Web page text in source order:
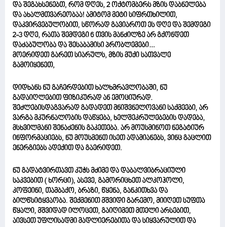
და შეგახსენებთ, რომ დღეს, 2 ოქტომბერს მზის დაბნელება
და ახალმთვარეობაა! ამიტომ მეტი სიფრთხილით,
დაკვირვებულობით, სწორად გავიაროთ ეს დღე და შემდეგი
2-3 დღე, რათა შემდეგი 6 თვის მანძილზე არ გქონდეთ
დაძაბულობა და შესაბამისი პრობლემები…
მოერიდეთ გარეთ სიარულს, მზის მუქი სათვალე
გამოიყენეთ,
დიდხანს ნუ გაჩერდებით ხალხმრავლობაში, ნუ
გადაიღლებით ფიზიკურად ან ემოციურად.
შეძლებისდაგვარად გადადეთ მნიშვნელოვანი საქმეები, არ
ვარგა მკურნალობის დაწყება, ხელშეკრულებების დადება,
მსხვილმანი შენაძენის გაკეთება. არ მოუსმინოთ ნეგატიურ
ინფორმაციებს, ნუ მოუსმენთ ისეთ ადამიანებს, ვინც გაცლით
ენერგიებს ადექით და გაერიდეთ.
ნუ გადატვირთავთ კუჭს მძიმე და დაბალვიბრაციული
საკვებით ( ხორცი), ასევე, გამორიცხეთ ალკოჰოლი,
კოფეინი, თამბაქო, ბრაზი, წყენა, განკითხვა და
ბილწსიტყვაობა. შექმენით მშვიდი გარემო, მიიღეთ სუფთა
წყალი, მშვიდად ილოცეთ, გაიღიმეთ მთელი არსებით,
აივსეთ უფლისადმი მადლიერებითა და სიყვარულით და